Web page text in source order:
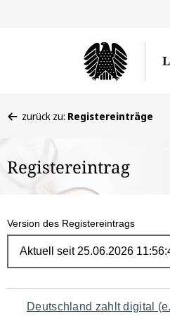
befinden
hier:
zurück zu: Registereinträge
Registereintrag
Version des Registereintrags
Navigation
Deutschland zahlt digital